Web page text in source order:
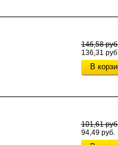
146,58
136,31 руб.
В
101,61
94,49 руб.